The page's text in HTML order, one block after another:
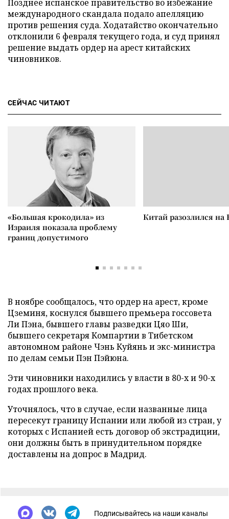
Позднее испанское правительство во избежание
международного скандала подало апелляцию
против решения суда. Ходатайство окончательно
отклонили 6 февраля текущего года, и суд принял
решение выдать ордер на арест китайских
чиновников.
СЕЙЧАС ЧИТАЮТ
«Большая крокодила» из
Израиля показала проблему
границ допустимого
Китай разозлился на
В ноябре сообщалось, что ордер на арест, кроме
Цземиня, коснулся бывшего премьера госсовета
Ли Пэна, бывшего главы разведки Цяо Ши,
бывшего секретаря Компартии в Тибетском
автономном районе Чэнь Куйянь и экс-министра
по делам семьи Пэн Пэйюна.
Эти чиновники находились у власти в 80-х и 90-х
годах прошлого века.
Уточнялось, что в случае, если названные лица
пересекут границу Испании или любой из стран, у
которых с Испанией есть договор об экстрадиции,
они должны быть в принудительном порядке
доставлены на допрос в Мадрид.
Подписывайтесь на наши каналы